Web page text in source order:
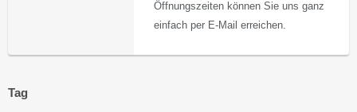
Öffnungszeiten können Sie uns ganz
einfach per E-Mail erreichen.
Tag